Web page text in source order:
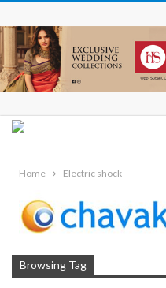
Home Electric shock
Browsing Tag